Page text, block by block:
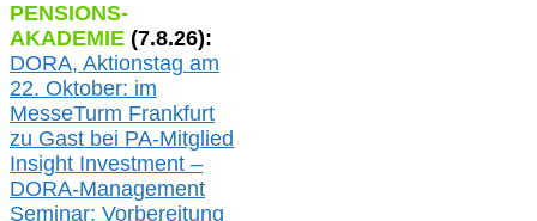
PENSIONS-
AKADEMIE (7.8.26):
DORA, Aktionstag am
22. Oktober: im
MesseTurm Frankfurt
zu Gast bei PA-Mitglied
Insight Investment –
DORA-Management
Seminar: Vorbereitung